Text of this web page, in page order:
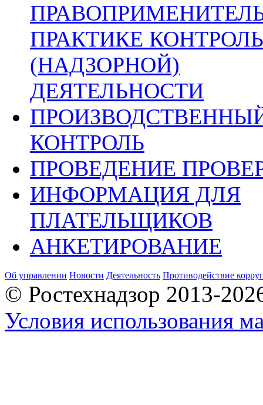
ПРАКТИКЕ
(НАДЗОРНОЙ)
ДЕЯТЕЛЬНОСТИ
КОНТРОЛЬ
ПРОВЕДЕНИЕ
ИНФОРМАЦИЯ ДЛЯ
ПЛАТЕЛЬЩИКОВ
АНКЕТИРОВАНИЕ
Об управлении Новости Деятельность Противодействие
© Ростехнадзор 2013-
Условия использования